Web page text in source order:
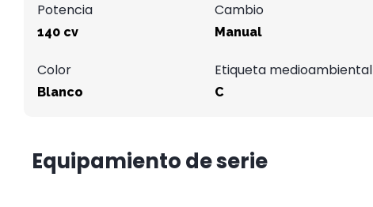
Potencia
140 cv
Cambio
Manual
Color
Blanco
Etiqueta medioambiental
C
Equipamiento de serie